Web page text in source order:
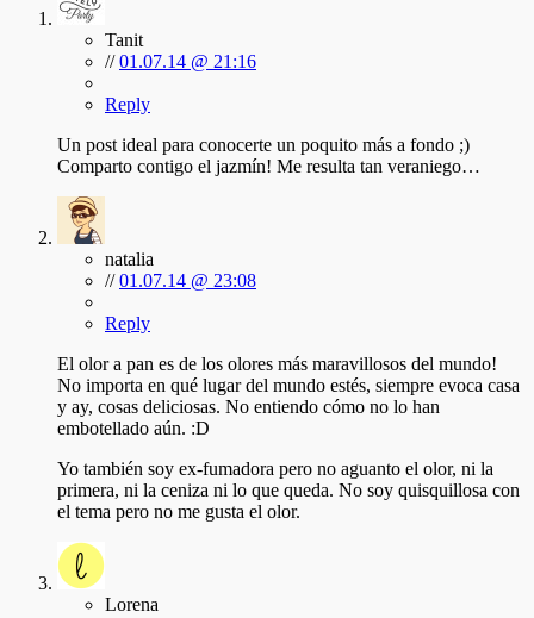
Tanit
//01.07.14 @ 21:16
Reply
Un post ideal para conocerte un poquito más a fondo ;)
Comparto contigo el jazmín! Me resulta tan veraniego…
natalia
//01.07.14 @ 23:08
Reply
El olor a pan es de los olores más maravillosos del mundo!
No importa en qué lugar del mundo estés, siempre evoca casa
y ay, cosas deliciosas. No entiendo cómo no lo han
embotellado aún. :D
Yo también soy ex-fumadora pero no aguanto el olor, ni la
primera, ni la ceniza ni lo que queda. No soy quisquillosa con
el tema pero no me gusta el olor.
Lorena